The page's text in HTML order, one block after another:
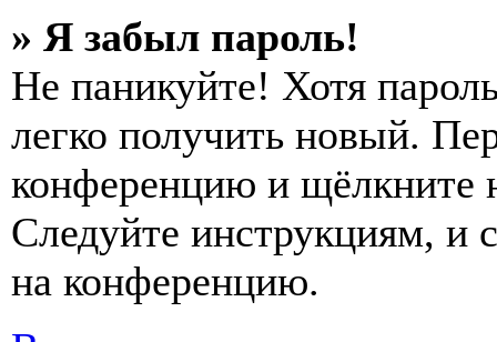
» Я забыл пароль!
Не паникуйте! Хотя
легко получить новый.
конференцию и щёлкните
Следуйте инструкциям, и
на конференцию.